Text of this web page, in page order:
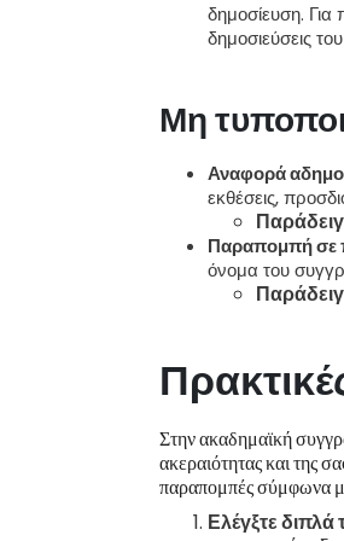
δημοσίευση.
δημοσιεύσεις
Μη
Αναφορά
εκθέσεις,
Παραπομπή σε
όνομα του
Στην ακαδημαϊκή
ακεραιότητας και της
παραπομπές σύμφωνα
Ελέγξτε διπλά